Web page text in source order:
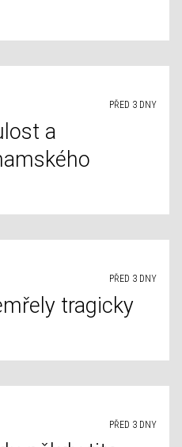
PŘED 3 DNY
a
PŘED 3 DNY
tragicky
PŘED 3 DNY